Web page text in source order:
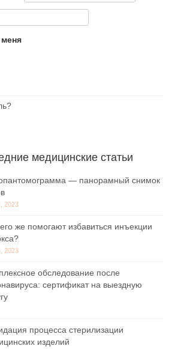
медицинские статьи
— панорамный снимок
2023
же помогают избавиться инъекции
2023
обследование после
сертификат на выездную
процесса стерилизации
изделий